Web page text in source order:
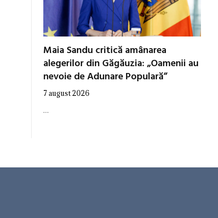
Maia Sandu critică amânarea
alegerilor din Găgăuzia: „Oamenii au
nevoie de Adunare Populară”
7 august 2026
…